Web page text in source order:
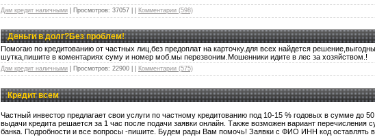
Дам кредит наличными Просмотров: 37057 Комментарии (598)
Деньги в долг?Без проблем!
Помогаю по кредитованию от частных лиц,без предоплат на карточку.для всех найдется
шутка,пишите в коментариях суму и номер моб.мы перезвоним.Мошенники идите в лес за хозяйством.!
Дам кредит наличными Просмотров: 22900 Комментарии (575)
Кредит всем
Частный инвестор предлагает свои услуги по частному кредитованию под 10-15 % годовых в сумме до
выдачи кредита решается за 1 час после подачи заявки онлайн. Также возможен вариант перечисления
банка. Подробности и все вопросы -пишите. Будем рады Вам помочь! Заявки с ФИО ИНН код оставлять в